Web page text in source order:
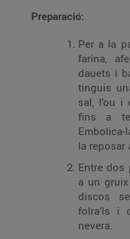
Preparació:
Per a la
farina, afegeix-hi
dauets i
tinguis una massa terrosa. Afegeix-hi la
sal, l’ou i el
fins a
Embolica-la amb
la reposar
Entre dos
a un gruix
discos
folra’ls i deixa’ls refredar 30 min a la
nevera.